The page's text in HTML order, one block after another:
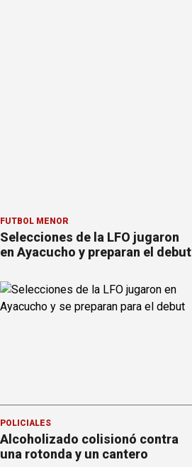
FÚTBOL MENOR
Selecciones de la LFO jugaron
en Ayacucho y preparan el debut
POLICIALES
Alcoholizado colisionó contra
una rotonda y un cantero